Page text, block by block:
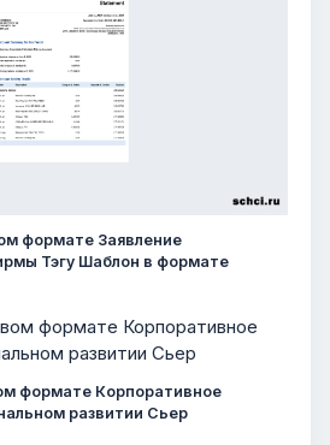
формате Заявление
Тэгу Шаблон в формате
формате Корпоративное
развитии Сьер